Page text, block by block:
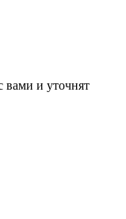
вами и уточнят